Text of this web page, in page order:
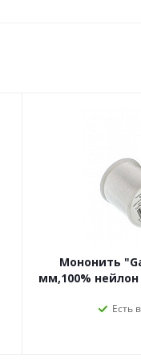
Мононить
мм,100%
Есть